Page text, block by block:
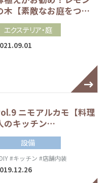
木【素敵なお庭をつ…
エクステリア・庭
ニモアルカモ【料理
のキッチン…
設備
#キッチン #店舗内装